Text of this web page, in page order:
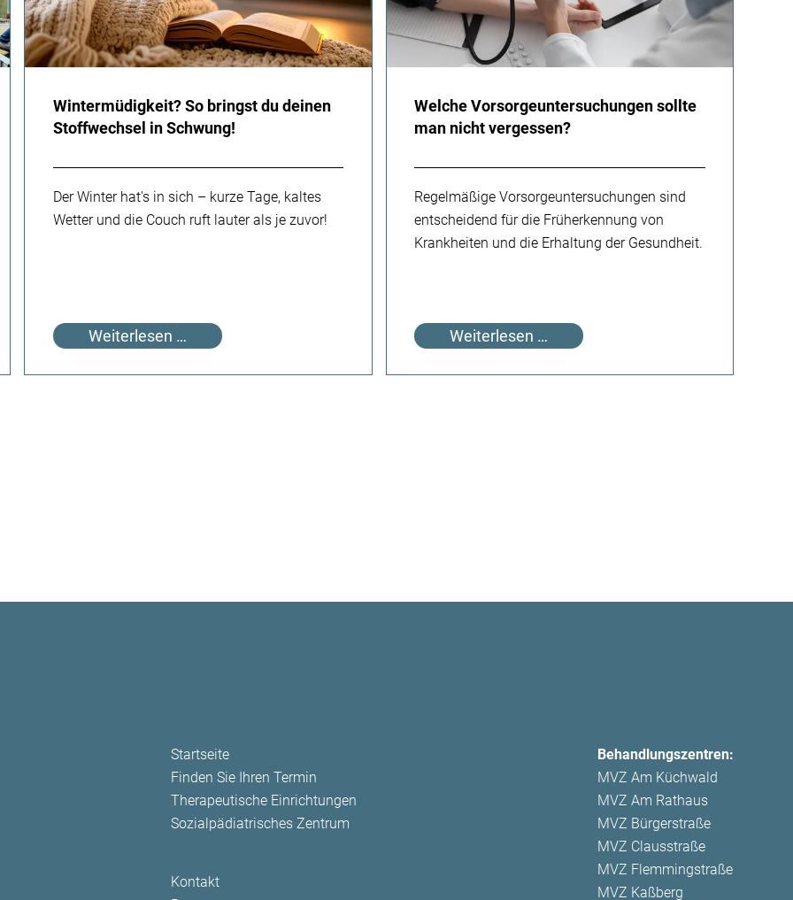
Wintermüdigkeit? So bringst du deinen
Stoffwechsel in Schwung!
Der Winter hat's in sich – kurze Tage, kaltes
Wetter und die Couch ruft lauter als je zuvor!
Weiterlesen … Wintermüdigkeit?
So
bringst
Welche Vorsorgeuntersuchungen sollte
man nicht vergessen?
Regelmäßige Vorsorgeuntersuchungen sind
entscheidend für die Früherkennung von
Krankheiten und die Erhaltung der Gesundheit.
Weiterlesen … Welche
Vorsorgeuntersuchungen
sollte
Navigation
überspringen
Startseite
Finden Sie Ihren Termin
Therapeutische Einrichtungen
Sozialpädiatrisches Zentrum
Navigation
Kontakt
Behandlungszentren:
MVZ Am Küchwald
MVZ Am Rathaus
MVZ Bürgerstraße
MVZ Clausstraße
MVZ Flemmingstraße
MVZ Kaßberg